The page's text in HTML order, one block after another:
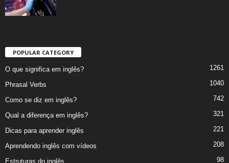
POPULAR CATEGORY
O que significa em inglês? 1261
Phrasal Verbs 1040
Como se diz em inglês? 742
Qual a diferença em inglês? 321
Dicas para aprender inglês 221
Aprendendo inglês com vídeos 208
Estruturas do inglês 98